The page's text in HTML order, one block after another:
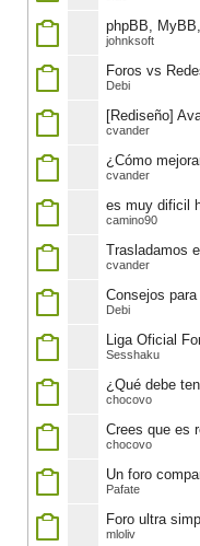
phpBB,
johnksoft
Foros vs
Debi
[Rediseño]
cvander
¿Cómo
cvander
es muy dificil
camino90
Trasladamos
cvander
Consejos
Debi
Liga Oficial
Sesshaku
¿Qué debe
chocovo
Crees que es
chocovo
Un foro
Pafate
Foro ultra
mloliv